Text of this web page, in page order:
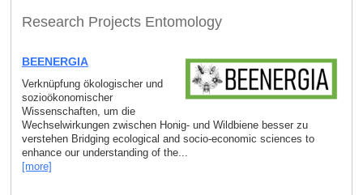
Research Projects Entomology
BEENERGIA
Verknüpfung ökologischer und
sozioökonomischer
Wissenschaften, um die
Wechselwirkungen zwischen Honig- und Wildbiene besser zu
verstehen Bridging ecological and socio-economic sciences to
enhance our understanding of the...
[more]